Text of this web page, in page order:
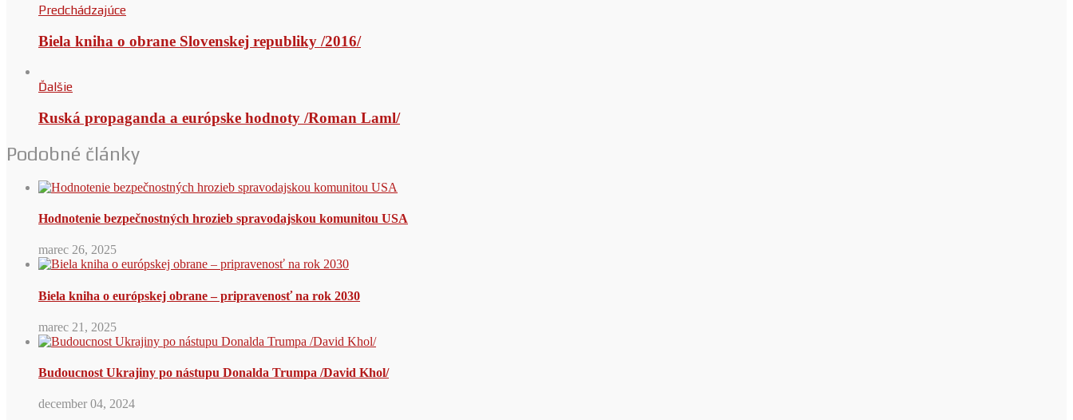
Predchádzajúce
Biela kniha o obrane Slovenskej republiky /2016/
Ďalšie
Ruská propaganda a európske hodnoty /Roman Laml/
Podobné články
Hodnotenie bezpečnostných hrozieb spravodajskou komunitou USA
marec 26, 2025
Biela kniha o európskej obrane – pripravenosť na rok 2030
marec 21, 2025
Budoucnost Ukrajiny po nástupu Donalda Trumpa /David Khol/
december 04, 2024